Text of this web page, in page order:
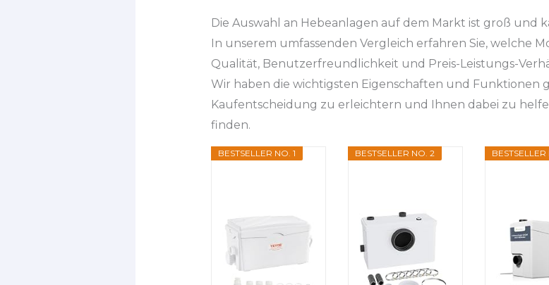
Die Auswahl an Hebeanlagen auf dem Markt ist groß und
In unserem umfassenden Vergleich erfahren Sie, welche
Qualität, Benutzerfreundlichkeit und Preis-Leistungs-
Wir haben die wichtigsten Eigenschaften und Funktionen
Kaufentscheidung zu erleichtern und Ihnen dabei zu
finden.
BESTSELLER NO. 1 BESTSELLER NO. 2 BESTSELLER